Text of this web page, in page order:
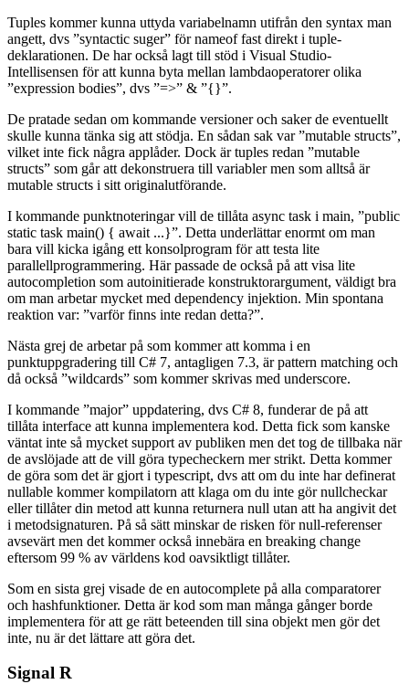
Tuples kommer kunna uttyda variabelnamn utifrån den syntax man
angett, dvs ”syntactic suger” för nameof fast direkt i tuple-
deklarationen. De har också lagt till stöd i Visual Studio-
Intellisensen för att kunna byta mellan lambdaoperatorer olika
”expression bodies”, dvs ”=>” & ”{}”.
De pratade sedan om kommande versioner och saker de eventuellt
skulle kunna tänka sig att stödja. En sådan sak var ”mutable structs”,
vilket inte fick några applåder. Dock är tuples redan ”mutable
structs” som går att dekonstruera till variabler men som alltså är
mutable structs i sitt originalutförande.
I kommande punktnoteringar vill de tillåta async task i main, ”public
static task main() { await ...}”. Detta underlättar enormt om man
bara vill kicka igång ett konsolprogram för att testa lite
parallellprogrammering. Här passade de också på att visa lite
autocompletion som autoinitierade konstruktorargument, väldigt bra
om man arbetar mycket med dependency injektion. Min spontana
reaktion var: ”varför finns inte redan detta?”.
Nästa grej de arbetar på som kommer att komma i en
punktuppgradering till C# 7, antagligen 7.3, är pattern matching och
då också ”wildcards” som kommer skrivas med underscore.
I kommande ”major” uppdatering, dvs C# 8, funderar de på att
tillåta interface att kunna implementera kod. Detta fick som kanske
väntat inte så mycket support av publiken men det tog de tillbaka när
de avslöjade att de vill göra typecheckern mer strikt. Detta kommer
de göra som det är gjort i typescript, dvs att om du inte har definerat
nullable kommer kompilatorn att klaga om du inte gör nullcheckar
eller tillåter din metod att kunna returnera null utan att ha angivit det
i metodsignaturen. På så sätt minskar de risken för null-referenser
avsevärt men det kommer också innebära en breaking change
eftersom 99 % av världens kod oavsiktligt tillåter.
Som en sista grej visade de en autocomplete på alla comparatorer
och hashfunktioner. Detta är kod som man många gånger borde
implementera för att ge rätt beteenden till sina objekt men gör det
inte, nu är det lättare att göra det.
Signal R